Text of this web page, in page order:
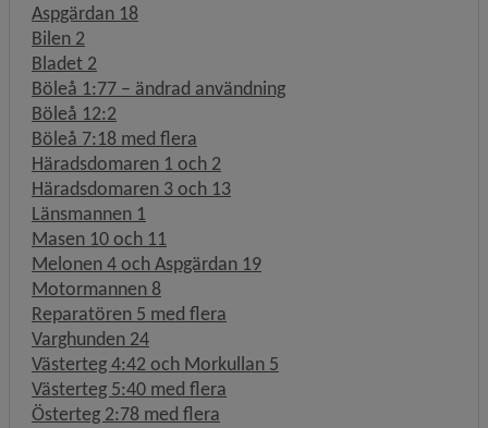
Aspgärdan 18
Bilen 2
Bladet 2
Böleå 1:77 – ändrad användning
Böleå 12:2
Böleå 7:18 med flera
Häradsdomaren 1 och 2
Häradsdomaren 3 och 13
Länsmannen 1
Masen 10 och 11
Melonen 4 och Aspgärdan 19
Motormannen 8
Reparatören 5 med flera
Varghunden 24
Västerteg 4:42 och Morkullan 5
Västerteg 5:40 med flera
Österteg 2:78 med flera